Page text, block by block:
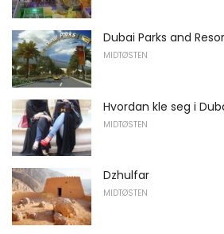
Dubai Parks and
MIDTØSTEN
Hvordan kle seg i
MIDTØSTEN
Dzhulfar
MIDTØSTEN